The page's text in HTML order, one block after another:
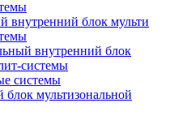
внутренний блок мульти
внутренний блок
системы
системы
мультизональной